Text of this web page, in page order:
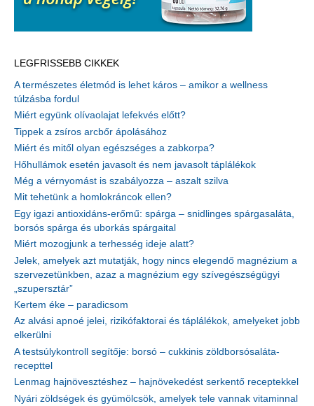
LEGFRISSEBB CIKKEK
A természetes életmód is lehet káros – amikor a wellness
túlzásba fordul
Miért együnk olívaolajat lefekvés előtt?
Tippek a zsíros arcbőr ápolásához
Miért és mitől olyan egészséges a zabkorpa?
Hőhullámok esetén javasolt és nem javasolt táplálékok
Még a vérnyomást is szabályozza – aszalt szilva
Mit tehetünk a homlokráncok ellen?
Egy igazi antioxidáns-erőmű: spárga – snidlinges spárgasaláta,
borsós spárga és uborkás spárgaital
Miért mozogjunk a terhesség ideje alatt?
Jelek, amelyek azt mutatják, hogy nincs elegendő magnézium a
szervezetünkben, azaz a magnézium egy szívegészségügyi
„szupersztár”
Kertem éke – paradicsom
Az alvási apnoé jelei, rizikófaktorai és táplálékok, amelyeket jobb
elkerülni
A testsúlykontroll segítője: borsó – cukkinis zöldborsósaláta-
recepttel
Lenmag hajnövesztéshez – hajnövekedést serkentő receptekkel
Nyári zöldségek és gyümölcsök, amelyek tele vannak vitaminnal